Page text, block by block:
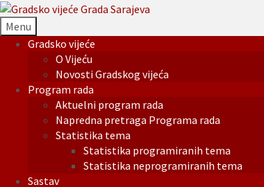
Menu
Gradsko vijeće
O Vijeću
Novosti Gradskog vijeća
Program rada
Aktuelni program rada
Napredna pretraga Programa rada
Statistika tema
Statistika programiranih tema
Statistika neprogramiranih tema
Sastav